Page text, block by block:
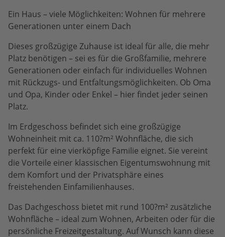
Ein Haus – viele Möglichkeiten: Wohnen für mehrere
Generationen unter einem Dach
Dieses großzügige Zuhause ist ideal für alle, die mehr
Platz benötigen – sei es für die Großfamilie, mehrere
Generationen oder einfach für individuelles Wohnen
mit Rückzugs- und Entfaltungsmöglichkeiten. Ob Oma
und Opa, Kinder oder Enkel – hier findet jeder seinen
Platz.
Im Erdgeschoss befindet sich eine großzügige
Wohneinheit mit ca. 110?m² Wohnfläche, die sich
perfekt für eine vierköpfige Familie eignet. Sie vereint
die Vorteile einer klassischen Eigentumswohnung mit
dem Komfort und der Privatsphäre eines
freistehenden Einfamilienhauses.
Das Dachgeschoss bietet mit rund 100?m² zusätzliche
Wohnfläche – ideal zum Wohnen, Arbeiten oder für die
persönliche Freizeitgestaltung. Auf Wunsch kann diese